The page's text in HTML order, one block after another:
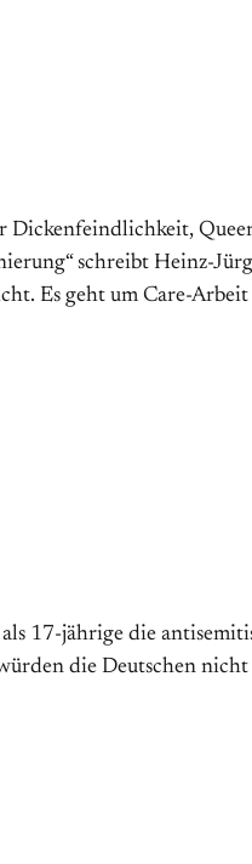
schreibt Heinz-
Es geht um Care-Arbeit
17-jährige die
die Deutschen